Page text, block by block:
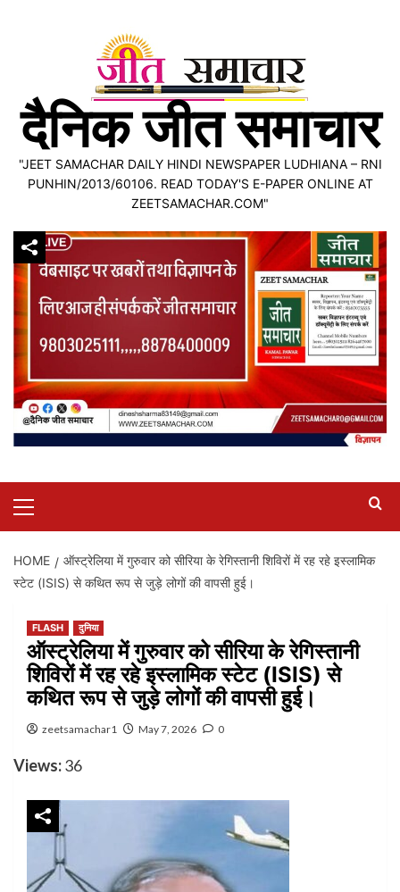
दैनिक जीत समाचार
"JEET SAMACHAR DAILY HINDI NEWSPAPER LUDHIANA – RNI
PUNHIN/2013/60106. READ TODAY'S E-PAPER ONLINE AT
ZEETSAMACHAR.COM"
Menu
HOME
ऑस्ट्रेलिया में गुरुवार को सीरिया के रेगिस्तानी शिविरों में रह रहे इस्लामिक
स्टेट (ISIS) से कथित रूप से जुड़े लोगों की वापसी हुई।
FLASH दुनिया
ऑस्ट्रेलिया में गुरुवार को सीरिया के रेगिस्तानी
शिविरों में रह रहे इस्लामिक स्टेट (ISIS) से
कथित रूप से जुड़े लोगों की वापसी हुई।
zeetsamachar1 May 7, 2026 0
Views:36